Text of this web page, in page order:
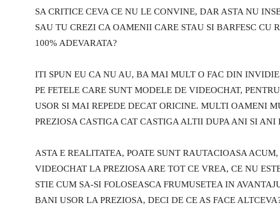
SA CRITICE CEVA CE NU LE CONVINE, DAR ASTA NU
SAU TU CREZI CA OAMENII CARE STAU SI BARFESC CU
100% ADEVARATA?
ITI SPUN EU CA NU AU, BA MAI MULT O FAC DIN
PE FETELE CARE SUNT MODELE DE VIDEOCHAT,
USOR SI MAI REPEDE DECAT ORICINE. MULTI OAMENI
PREZIOSA CASTIGA CAT CASTIGA ALTII DUPA ANI SI ANI
ASTA E REALITATEA, POATE SUNT RAUTACIOASA
VIDEOCHAT LA PREZIOSA ARE TOT CE VREA, CE NU
STIE CUM SA-SI FOLOSEASCA FRUMUSETEA IN
BANI USOR LA PREZIOSA, DECI DE CE AS FACE